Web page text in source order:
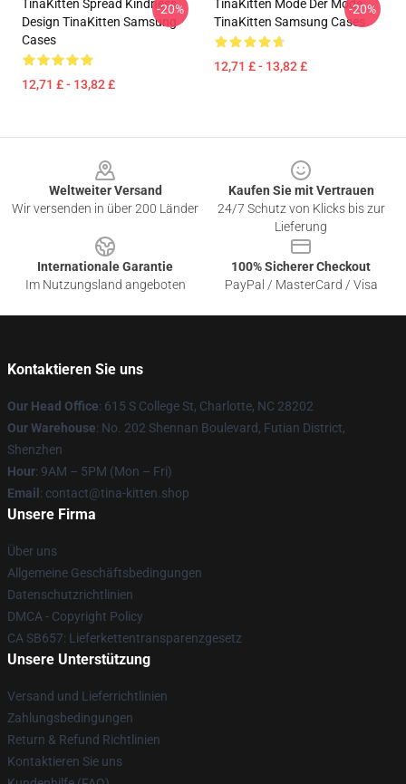
TinaKitten Spread Kindness
Design TinaKitten Samsung
Cases
12,71 £ - 13,82 £
-20%
TinaKitten Mode Der Mode
TinaKitten Samsung Cases
12,71 £ - 13,82 £
-20%
Weltweiter Versand
Wir versenden in über 200 Länder
Kaufen Sie mit Vertrauen
24/7 Schutz von Klicks bis zur
Lieferung
Internationale Garantie
Im Nutzungsland angeboten
100% Sicherer Checkout
PayPal / MasterCard / Visa
Kontaktieren Sie uns
Our Head Office: 615 S College St, Charlotte, NC 28202
Our Warehouse: No. 202 Shennan Boulevard, Futian District,
Shenzhen
Hour: 9AM – 5PM (Mon – Fri)
Email : contact@tina-kitten.shop
Unsere Firma
Über uns
Allgemeine Geschäftsbedingungen
Datenschutzrichtlinien
DMCA - Copyright Policy
CA SB657: Lieferkettentransparenzgesetz
Unsere Unterstützung
Versand und Lieferrichtlinien
Zahlungsbedingungen
Return & Refund Richtlinien
Kontaktieren Sie uns